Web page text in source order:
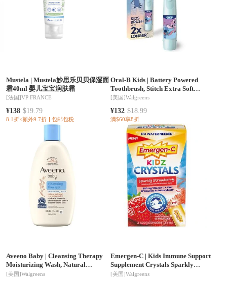
Mustela | Mustela妙思乐贝贝保湿面
霜40ml 婴儿宝宝润肤霜
[法国]VP FRANCE
¥138 $19.79
8.1折×额外9.7折 包邮包税
Oral-B Kids |Battery Powered
Toothbrush, Stitch Extra Soft
Bristles
[美国]Walgreens
¥132 $18.99
满$60享8折
Aveeno Baby| Cleansing Therapy
Moisturizing Wash, Natural
Oatmeal & Provitamin B5
[美国]Walgreens
Emergen-C |Kids Immune Support
Supplement Crystals Sparkly
Strawberry
[美国]Walgreens